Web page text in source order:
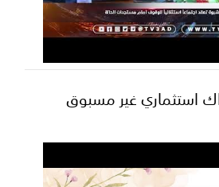
استثماري غير مسبوق